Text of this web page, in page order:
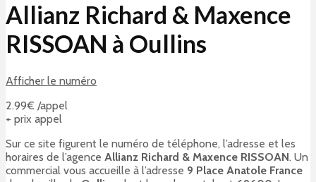
Allianz Richard & Maxence
RISSOAN à Oullins
Afficher le numéro
2.99€ /appel
+ prix appel
Sur ce site figurent le numéro de téléphone, l’adresse et les
horaires de l’agence Allianz Richard & Maxence RISSOAN. Un
commercial vous accueille à l’adresse 9 Place Anatole France